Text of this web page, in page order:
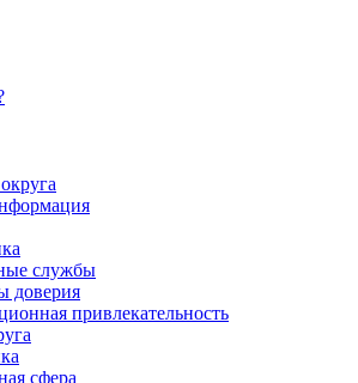
службы
доверия
привлекательность
сфера